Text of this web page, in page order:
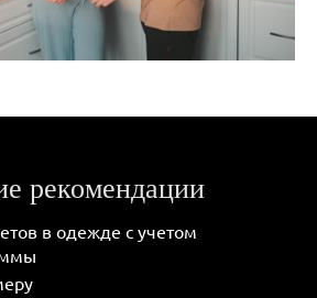
рекомендации
в одежде с учетом